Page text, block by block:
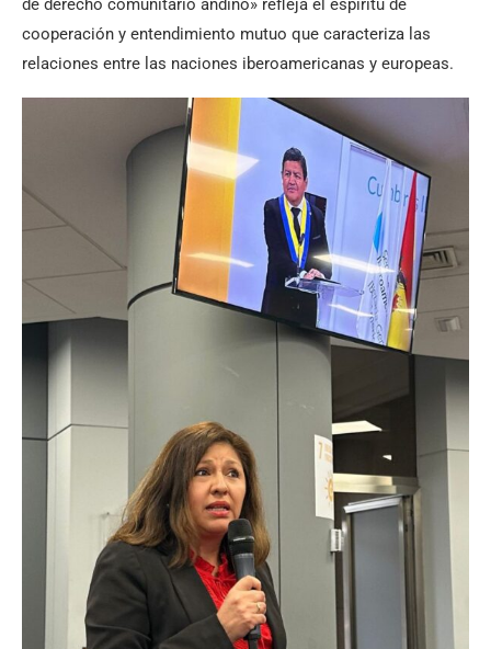
de derecho comunitario andino» refleja el espíritu de
cooperación y entendimiento mutuo que caracteriza las
relaciones entre las naciones iberoamericanas y europeas.